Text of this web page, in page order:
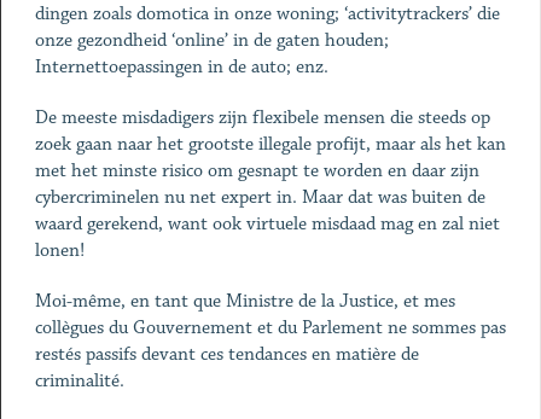
dingen zoals domotica in onze woning; ‘activitytrackers’ die
onze gezondheid ‘online’ in de gaten houden;
Internettoepassingen in de auto; enz.
De meeste misdadigers zijn flexibele mensen die steeds op
zoek gaan naar het grootste illegale profijt, maar als het kan
met het minste risico om gesnapt te worden en daar zijn
cybercriminelen nu net expert in. Maar dat was buiten de
waard gerekend, want ook virtuele misdaad mag en zal niet
lonen!
Moi-même, en tant que Ministre de la Justice, et mes
collègues du Gouvernement et du Parlement ne sommes pas
restés passifs devant ces tendances en matière de
criminalité.